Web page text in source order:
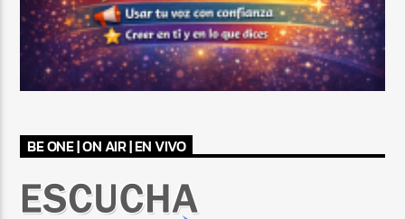
BE ONE | ON AIR | EN VIVO